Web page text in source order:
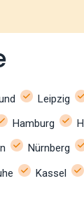
Leipzig
Hamburg
Nürnberg
Kassel